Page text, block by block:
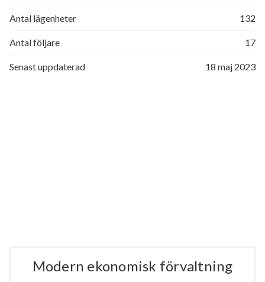
Antal lägenheter 132
Antal följare 17
Senast uppdaterad 18 maj 2023
Modern ekonomisk förvaltning